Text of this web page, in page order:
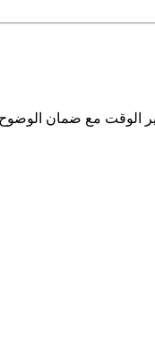
الوقت مع ضمان الوضوح